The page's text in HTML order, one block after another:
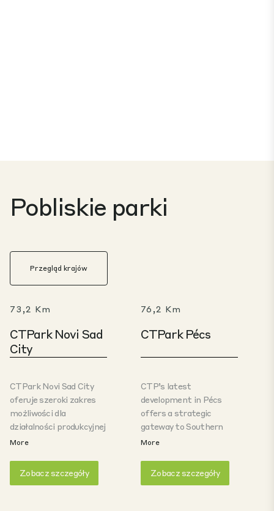
Pobliskie parki
Przegląd krajów
73,2 Km
CTPark Novi Sad
City
CTPark Novi Sad City
oferuje szeroki zakres
możliwości dla
działalności produkcyjnej
i magazynowej. Park
miejskim i wyposażony
More
Zobacz szczegóły
76,2 Km
CTPark Pécs
CTP’s latest
development in Pécs
offers a strategic
gateway to Southern
Hungary and the
strong regional
More
Zobacz szczegóły